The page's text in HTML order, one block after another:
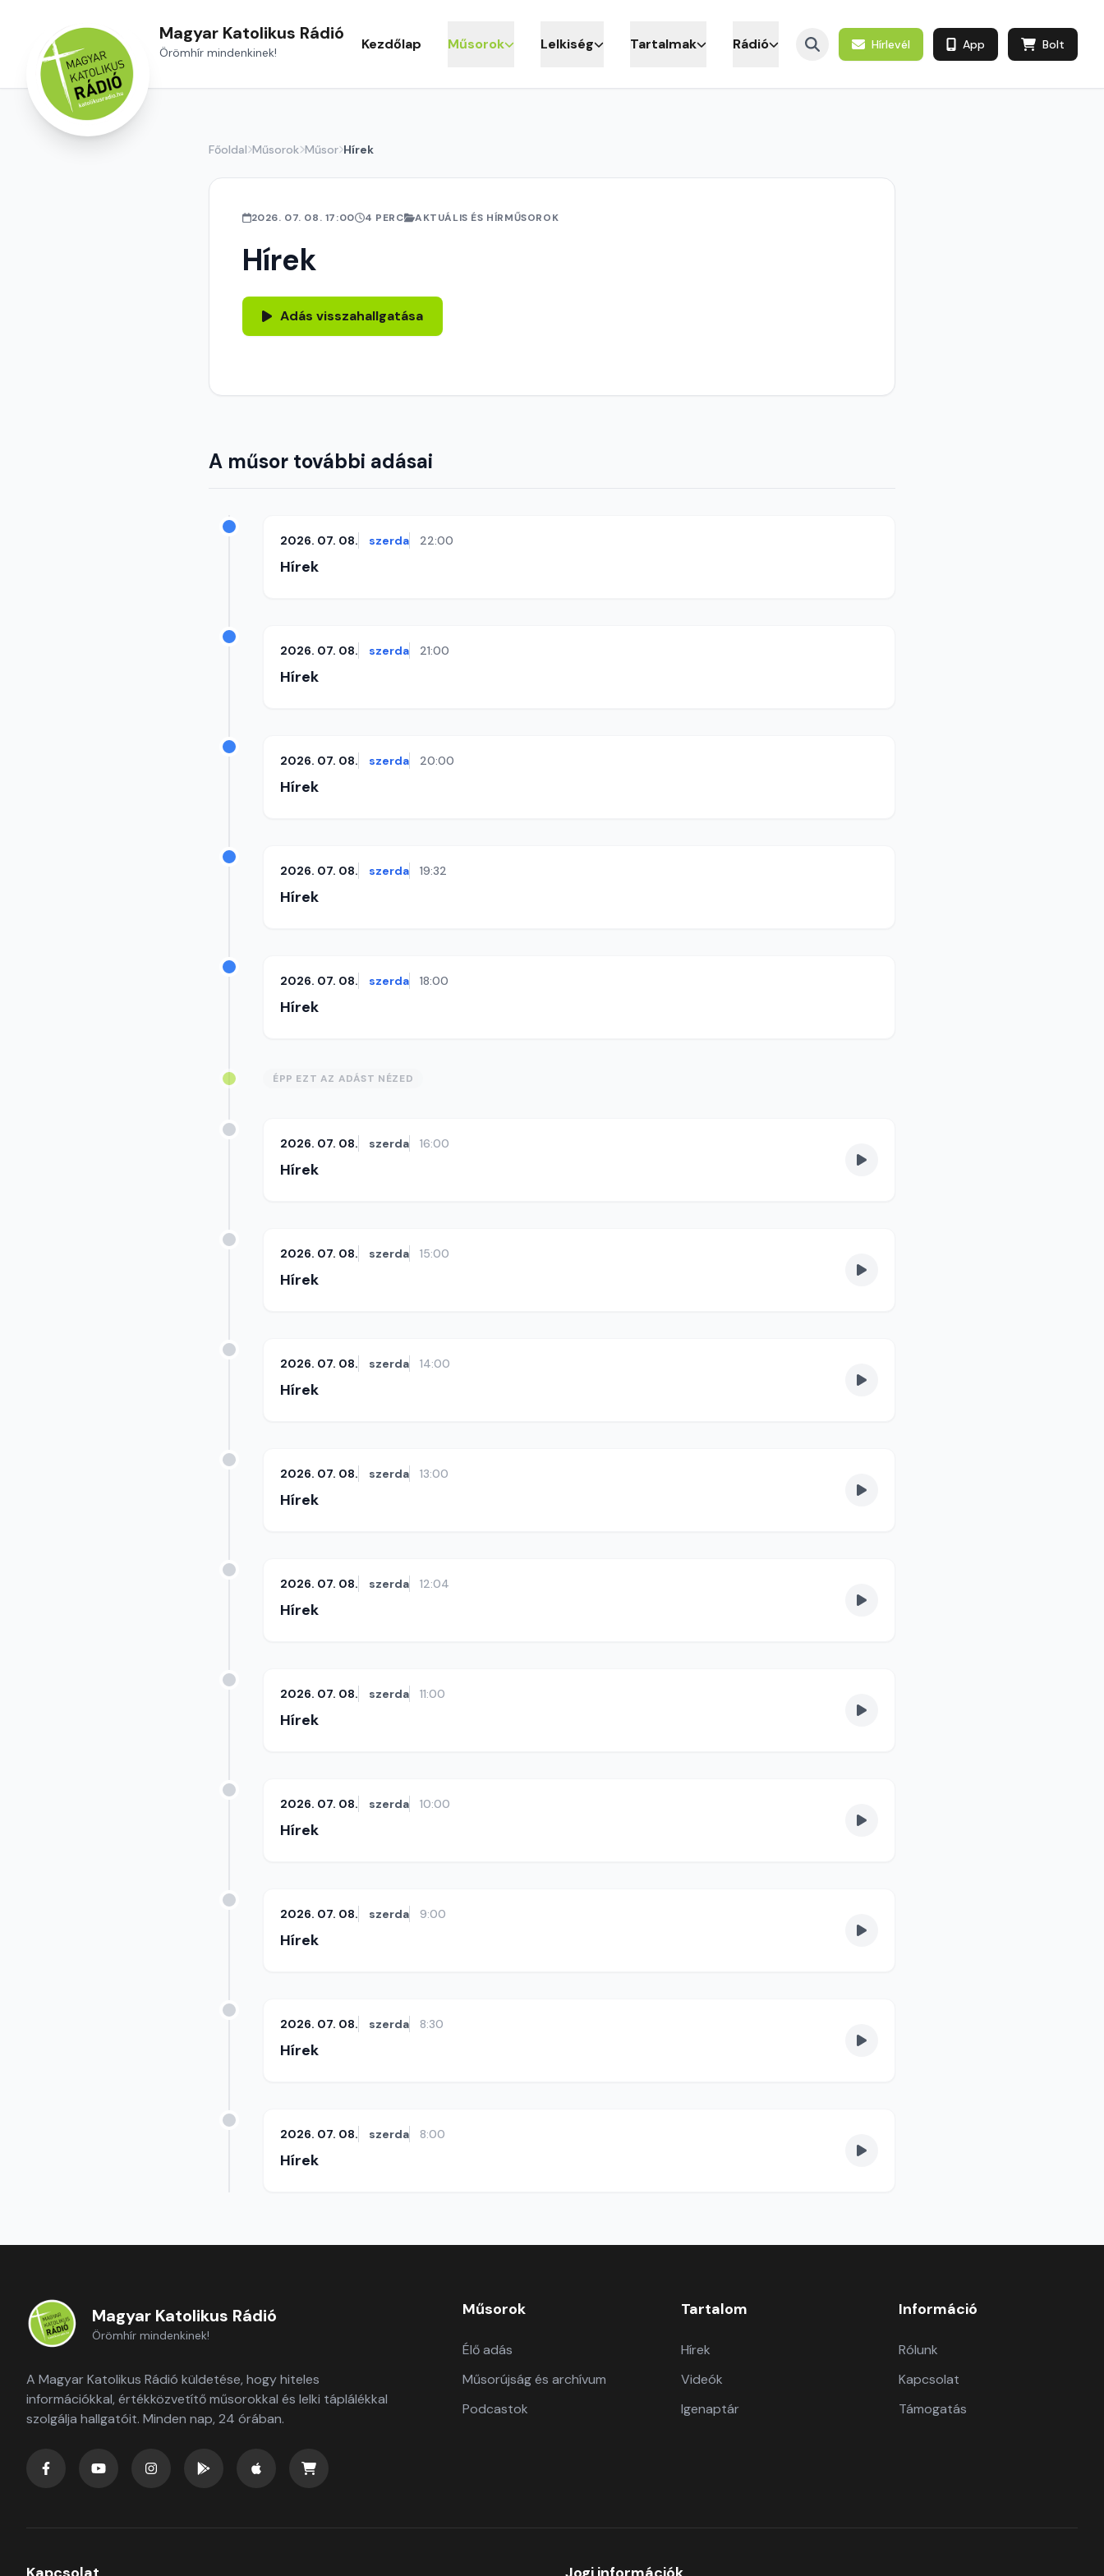
Magyar Katolikus Rádió
Örömhír mindenkinek! Kezdőlap Műsorok Lelkiség Tartalmak Rádió Hírlevél App Bolt
Főoldal Műsorok Műsor Hírek
2026. 07. 08. 17:00 4 PERC AKTUÁLIS ÉS HÍRMŰSOROK
Hírek
Adás visszahallgatása
A műsor további adásai
2026. 07. 08. szerda 22:00
Hírek
2026. 07. 08. szerda 21:00
Hírek
2026. 07. 08. szerda 20:00
Hírek
2026. 07. 08. szerda 19:32
Hírek
2026. 07. 08. szerda 18:00
Hírek
ÉPP EZT AZ ADÁST NÉZED
2026. 07. 08. szerda 16:00
Hírek
2026. 07. 08. szerda 15:00
Hírek
2026. 07. 08. szerda 14:00
Hírek
2026. 07. 08. szerda 13:00
Hírek
2026. 07. 08. szerda 12:04
Hírek
2026. 07. 08. szerda 11:00
Hírek
2026. 07. 08. szerda 10:00
Hírek
2026. 07. 08. szerda 9:00
Hírek
2026. 07. 08. szerda 8:30
Hírek
2026. 07. 08. szerda 8:00
Hírek
Magyar Katolikus Rádió
Örömhír mindenkinek!
A Magyar Katolikus Rádió küldetése, hogy hiteles
információkkal, értékközvetítő műsorokkal és lelki táplálékkal
szolgálja hallgatóit. Minden nap, 24 órában.
Műsorok
Élő adás
Műsorújság és archívum
Podcastok
Tartalom
Hírek
Videók
Igenaptár
Információ
Rólunk
Kapcsolat
Támogatás